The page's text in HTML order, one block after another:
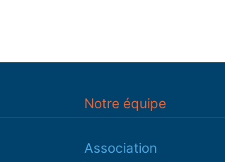
Notre équipe
Association